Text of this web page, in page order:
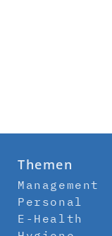
Themen
Management
Personal
E-Health